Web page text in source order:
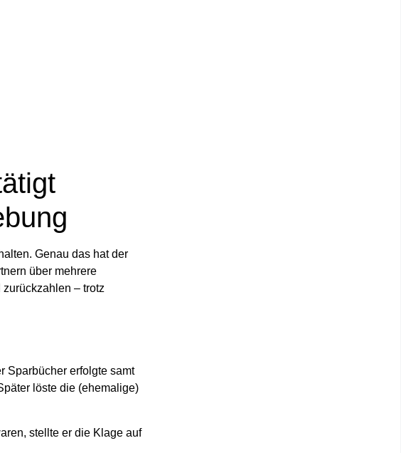
Genau das hat der
über mehrere
– trotz
Sparbücher erfolgte samt
löste die (ehemalige)
stellte er die Klage auf